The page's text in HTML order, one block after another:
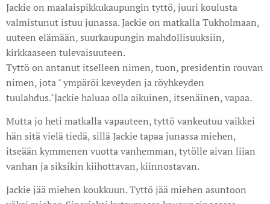
Jackie on maalaispikkukaupungin tyttö, juuri koulusta
valmistunut istuu junassa. Jackie on matkalla Tukholmaan,
uuteen elämään, suurkaupungin mahdollisuuksiin,
kirkkaaseen tulevaisuuteen.
Tyttö on antanut itselleen nimen, tuon, presidentin rouvan
nimen, jota " ympäröi keveyden ja röyhkeyden
tuulahdus."Jackie haluaa olla aikuinen, itsenäinen, vapaa.
Mutta jo heti matkalla vapauteen, tyttö vankeutuu vaikkei
hän sitä vielä tiedä, sillä Jackie tapaa junassa miehen,
itseään kymmenen vuotta vanhemman, tytölle aivan liian
vanhan ja siksikin kiihottavan, kiinnostavan.
Jackie jää miehen koukkuun. Tyttö jää miehen asuntoon